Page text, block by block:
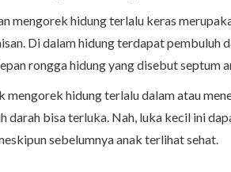
mengorek hidung terlalu keras
Di dalam hidung terdapat pembuluh
rongga hidung yang disebut septum
mengorek hidung terlalu dalam atau
darah bisa terluka. Nah, luka kecil ini
sebelumnya anak terlihat sehat.